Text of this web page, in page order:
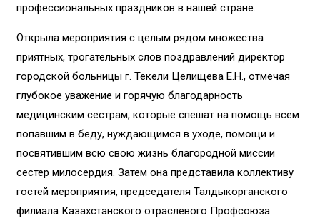
профессиональных праздников в нашей стране.
Открыла мероприятия с целым рядом множества
приятных, трогательных слов поздравлений директор
городской больницы г. Текели Целищева Е.Н., отмечая
глубокое уважение и горячую благодарность
медицинским сестрам, которые спешат на помощь всем
попавшим в беду, нуждающимся в уходе, помощи и
посвятившим всю свою жизнь благородной миссии
сестер милосердия. Затем она представила коллективу
гостей мероприятия, председателя Талдыкорганского
филиала Казахстанского отраслевого Профсоюза